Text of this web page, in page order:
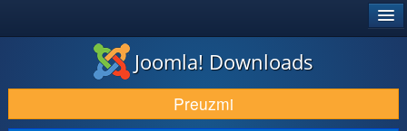
PREUZIMANJE I PROŠIRENJA (EKSTENZIJE)
OTKRIJTE I NAUČITE
Joomla! Downloads
Preuzmi